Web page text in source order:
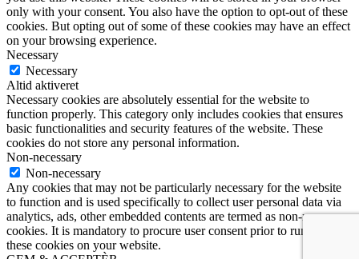
only with your consent. You also have the option to opt-out of these
cookies. But opting out of some of these cookies may have an effect
on your browsing experience.
Necessary
Necessary
Altid aktiveret
Necessary cookies are absolutely essential for the website to
function properly. This category only includes cookies that ensures
basic functionalities and security features of the website. These
cookies do not store any personal information.
Non-necessary
Non-necessary
Any cookies that may not be particularly necessary for the website
to function and is used specifically to collect user personal data via
analytics, ads, other embedded contents are termed as non-necessary
cookies. It is mandatory to procure user consent prior to running
these cookies on your website.